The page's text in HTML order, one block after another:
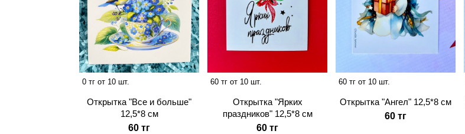
0 тг от 10 шт.
Открытка "Все и больше"
12,5*8 см
60 тг
60 тг от 10 шт.
Открытка "Ярких
праздников" 12,5*8 см
60 тг
60 тг от 10 шт.
Открытка "Ангел" 12,5*8 см
60 тг